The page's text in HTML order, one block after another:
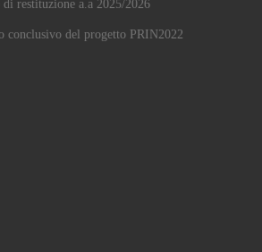
restituzione a.a 2025/2026
conclusivo del progetto PRIN2022